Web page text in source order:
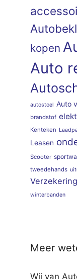
kopen
Auto
autostoel Auto
brandstof
Kenteken
Leasen
Scooter
tweedehands
Verzekering
winterbanden
Meer
Wij van